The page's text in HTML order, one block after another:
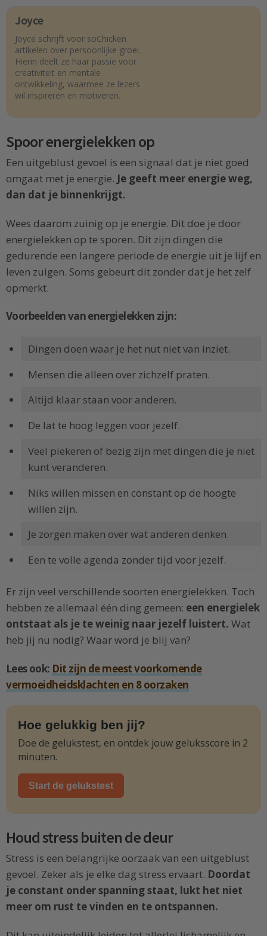
Joyce
Joyce schrijft voor soChicken
artikelen over persoonlijke groei.
Hierin deelt ze haar passie voor
creativiteit en mentale
ontwikkeling, waarmee ze lezers
wil inspireren en motiveren.
Spoor energielekken op
Een uitgeblust gevoel is een signaal dat je niet goed
omgaat met je energie. Je geeft meer energie weg,
dan dat je binnenkrijgt.
Wees daarom zuinig op je energie. Dit doe je door
energielekken op te sporen. Dit zijn dingen die
gedurende een langere periode de energie uit je lijf en
leven zuigen. Soms gebeurt dit zonder dat je het zelf
opmerkt.
Voorbeelden van energielekken zijn:
Dingen doen waar je het nut niet van inziet.
Mensen die alleen over zichzelf praten.
Altijd klaar staan voor anderen.
De lat te hoog leggen voor jezelf.
Veel piekeren of bezig zijn met dingen die je niet
kunt veranderen.
Niks willen missen en constant op de hoogte
willen zijn.
Je zorgen maken over wat anderen denken.
Een te volle agenda zonder tijd voor jezelf.
Er zijn veel verschillende soorten energielekken. Toch
hebben ze allemaal één ding gemeen: een energielek
ontstaat als je te weinig naar jezelf luistert. Wat
heb jij nu nodig? Waar word je blij van?
Lees ook: Dit zijn de meest voorkomende
vermoeidheidsklachten en 8 oorzaken
Hoe gelukkig ben jij?
Doe de gelukstest, en ontdek jouw geluksscore in 2
minuten.
Start de gelukstest
Houd stress buiten de deur
Stress is een belangrijke oorzaak van een uitgeblust
gevoel. Zeker als je elke dag stress ervaart. Doordat
je constant onder spanning staat, lukt het niet
meer om rust te vinden en te ontspannen.